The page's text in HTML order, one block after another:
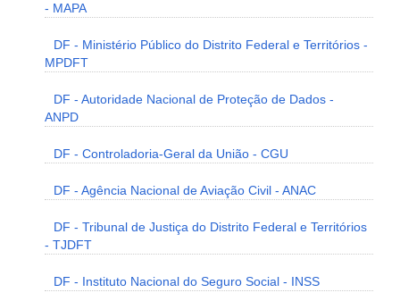
- MAPA
DF - Ministério Público do Distrito Federal e Territórios -
MPDFT
DF - Autoridade Nacional de Proteção de Dados -
ANPD
DF - Controladoria-Geral da União - CGU
DF - Agência Nacional de Aviação Civil - ANAC
DF - Tribunal de Justiça do Distrito Federal e Territórios
- TJDFT
DF - Instituto Nacional do Seguro Social - INSS